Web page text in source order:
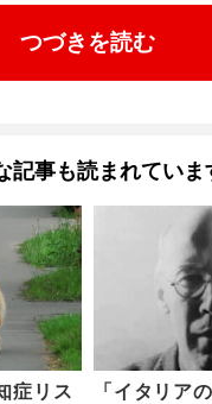
つづきを読む
記事も読まれていま
症リス
「イタリア